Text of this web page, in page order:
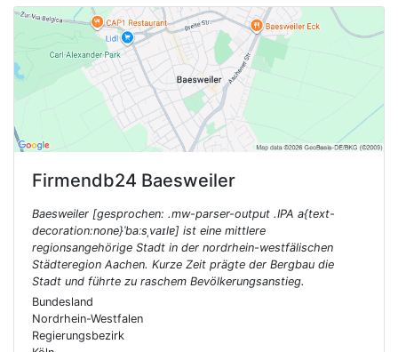
Firmendb24 Baesweiler
Baesweiler [gesprochen: .mw-parser-output .IPA a{text-
decoration:none}ˈbaːsˌvaɪlɐ] ist eine mittlere
regionsangehörige Stadt in der nordrhein-westfälischen
Städteregion Aachen. Kurze Zeit prägte der Bergbau die
Stadt und führte zu raschem Bevölkerungsanstieg.
Bundesland
Nordrhein-Westfalen
Regierungsbezirk